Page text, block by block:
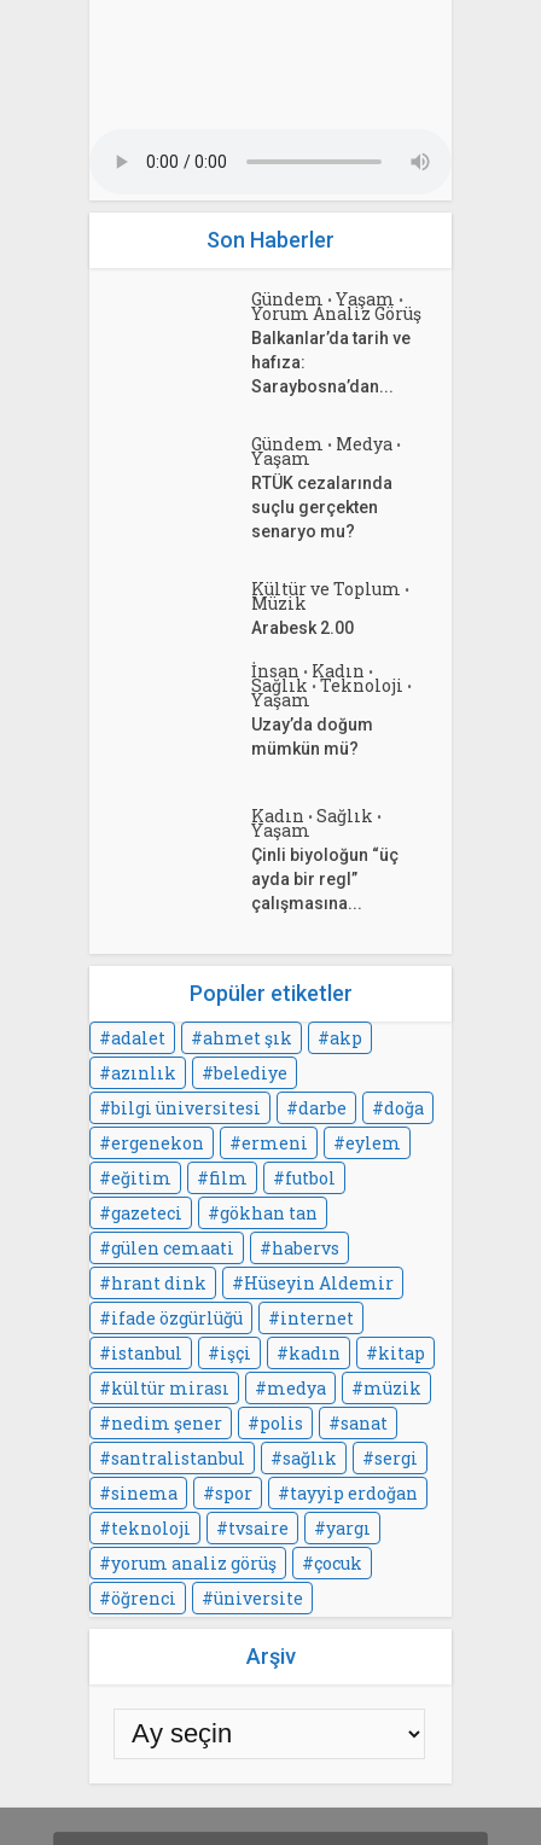
Son Haberler
Gündem • Yaşam •
Yorum Analiz Görüş
Balkanlar’da tarih ve
hafıza:
Saraybosna’dan...
Gündem • Medya •
Yaşam
RTÜK cezalarında
suçlu gerçekten
senaryo mu?
Kültür ve Toplum •
Müzik
Arabesk 2.00
İnsan • Kadın •
Sağlık • Teknoloji •
Yaşam
Uzay’da doğum
mümkün mü?
Kadın • Sağlık •
Yaşam
Çinli biyoloğun “üç
ayda bir regl”
çalışmasına...
Popüler etiketler
adalet ahmet şık
akp
azınlık
belediye
bilgi üniversitesi
darbe
doğa
ergenekon
ermeni
eylem
eğitim
film
futbol
gazeteci
gökhan tan
gülen cemaati
habervs
hrant dink
Hüseyin Aldemir
ifade özgürlüğü
internet
istanbul
işçi kadın
kitap
kültür mirası
medya
müzik
nedim şener
polis
sanat
santralistanbul
sağlık
sergi
sinema
spor
tayyip erdoğan
teknoloji
tvsaire
yargı
yorum analiz görüş
çocuk
öğrenci
üniversite
Arşiv